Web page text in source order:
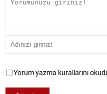
Yorum yazma kurallarını